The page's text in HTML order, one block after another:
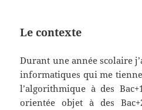
Le contexte
Durant une année scolaire
informatiques qui me
l’algorithmique à des
orientée objet à des